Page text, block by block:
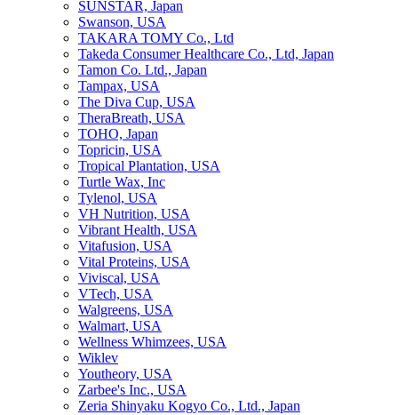
SUNSTAR, Japan
Swanson, USA
TAKARA TOMY Co., Ltd
Takeda Consumer Healthcare Co., Ltd, Japan
Tamon Co. Ltd., Japan
Tampax, USA
The Diva Cup, USA
TheraBreath, USA
TOHO, Japan
Topricin, USA
Tropical Plantation, USA
Turtle Wax, Inc
Tylenol, USA
VH Nutrition, USA
Vibrant Health, USA
Vitafusion, USA
Vital Proteins, USA
Viviscal, USA
VTech, USA
Walgreens, USA
Walmart, USA
Wellness Whimzees, USA
Wiklev
Youtheory, USA
Zarbee's Inc., USA
Zeria Shinyaku Kogyo Co., Ltd., Japan